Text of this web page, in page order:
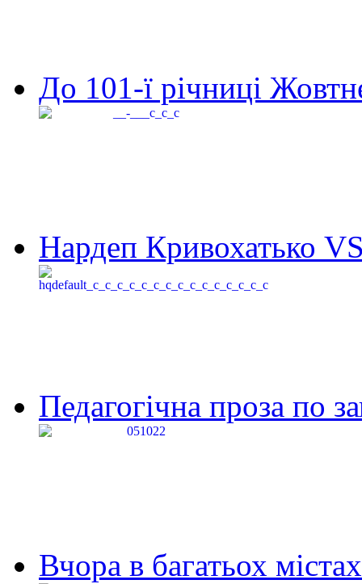
До 101-ї річниці
Нардеп Кривохатько
Педагогічна проза по
Вчора в багатьох